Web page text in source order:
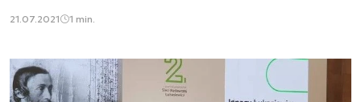
21.07.2021 1 min.